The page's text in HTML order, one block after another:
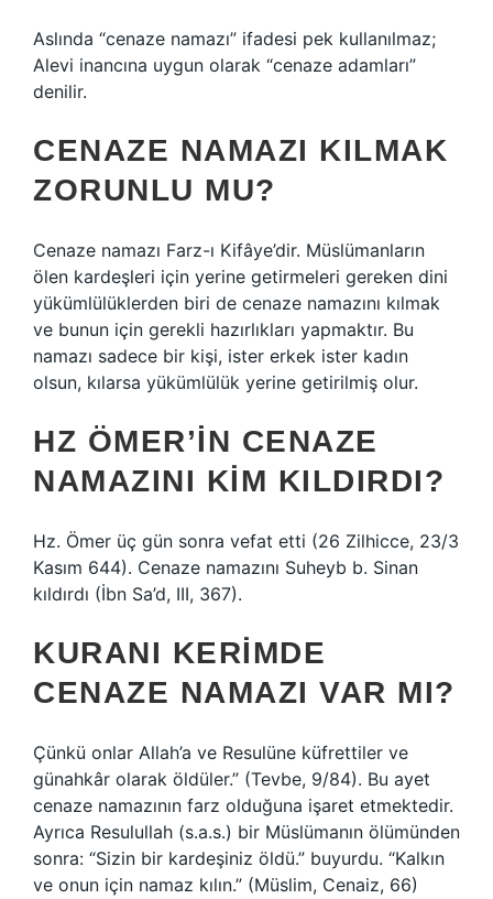
Aslında “cenaze namazı” ifadesi pek kullanılmaz;
Alevi inancına uygun olarak “cenaze adamları”
denilir.
CENAZE NAMAZI KILMAK
ZORUNLU MU?
Cenaze namazı Farz-ı Kifâye’dir. Müslümanların
ölen kardeşleri için yerine getirmeleri gereken dini
yükümlülüklerden biri de cenaze namazını kılmak
ve bunun için gerekli hazırlıkları yapmaktır. Bu
namazı sadece bir kişi, ister erkek ister kadın
olsun, kılarsa yükümlülük yerine getirilmiş olur.
HZ ÖMER’IN CENAZE
NAMAZINI KIM KILDIRDI?
Hz. Ömer üç gün sonra vefat etti (26 Zilhicce, 23/3
Kasım 644). Cenaze namazını Suheyb b. Sinan
kıldırdı (İbn Sa’d, III, 367).
KURANI KERIMDE
CENAZE NAMAZI VAR MI?
Çünkü onlar Allah’a ve Resulüne küfrettiler ve
günahkâr olarak öldüler.” (Tevbe, 9/84). Bu ayet
cenaze namazının farz olduğuna işaret etmektedir.
Ayrıca Resulullah (s.a.s.) bir Müslümanın ölümünden
sonra: “Sizin bir kardeşiniz öldü.” buyurdu. “Kalkın
ve onun için namaz kılın.” (Müslim, Cenaiz, 66)